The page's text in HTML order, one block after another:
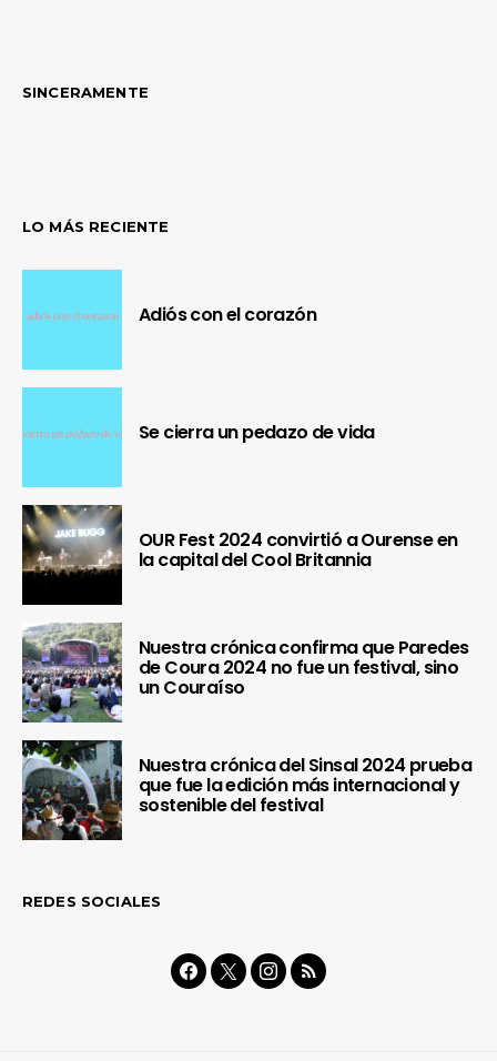
SINCERAMENTE
LO MÁS RECIENTE
Adiós con el corazón
Se cierra un pedazo de vida
OUR Fest 2024 convirtió a Ourense en
la capital del Cool Britannia
Nuestra crónica confirma que Paredes
de Coura 2024 no fue un festival, sino
un Couraíso
Nuestra crónica del Sinsal 2024 prueba
que fue la edición más internacional y
sostenible del festival
REDES SOCIALES